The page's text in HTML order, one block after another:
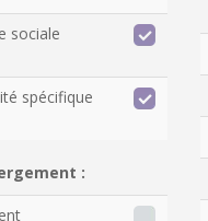
sociale
spécifique
: